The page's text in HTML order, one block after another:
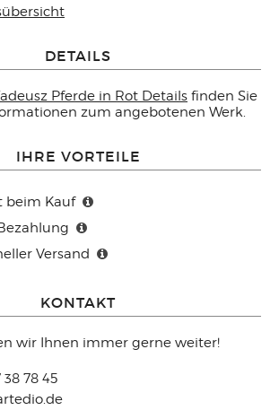
DETAILS
Pferde in Rot Details finden Sie
zum angebotenen Werk.
IHRE VORTEILE
beim Kauf
Versand
KONTAKT
wir Ihnen immer gerne weiter!
78 45